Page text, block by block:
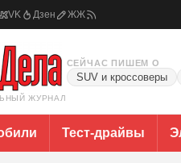
VK Дзен ЖЖ
ЖУРНАЛ
СЕЙЧАС ПИШЕМ О
SUV и кроссоверы
Тест-драйвы